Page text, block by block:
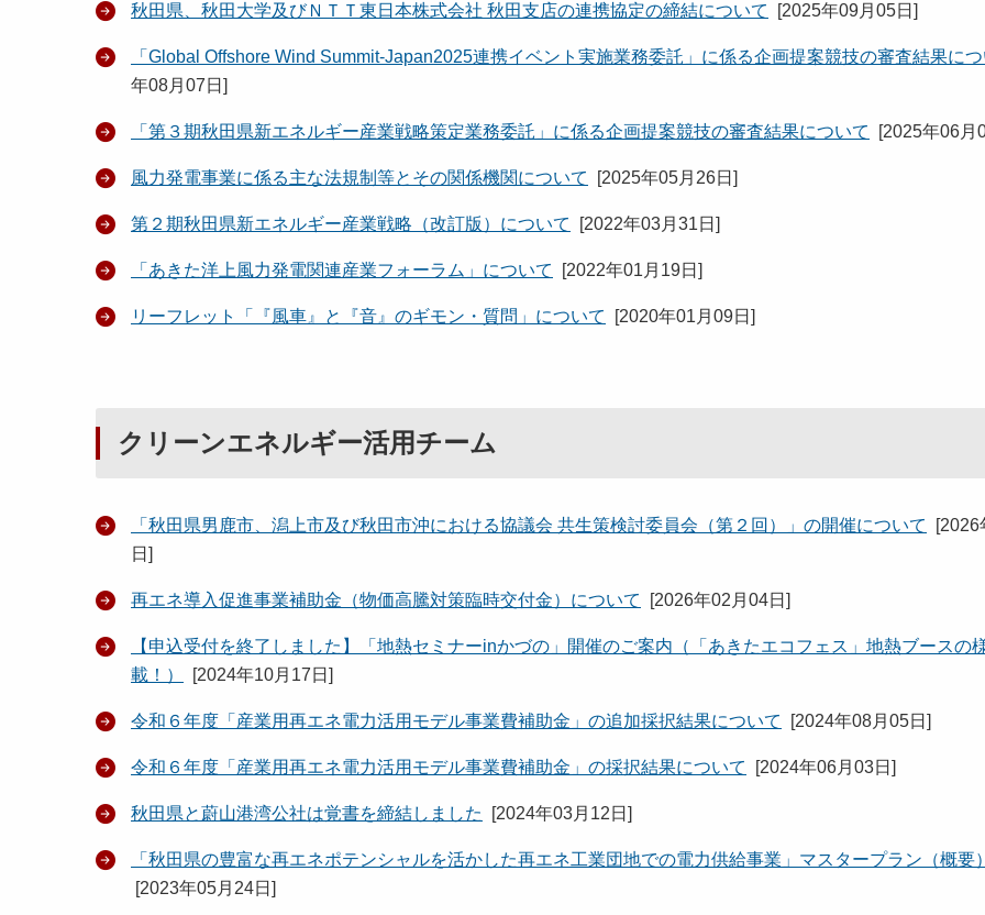
秋田県、秋田大学及びＮＴＴ東日本株式会社 秋田支店の連携協定の締結について [2025年09月05日 ]
「Global Offshore Wind Summit-Japan2025連携イベント実施業務委託」に係る企画提案競技の審査結果につ
年08月07日 ]
「第３期秋田県新エネルギー産業戦略策定業務委託」に係る企画提案競技の審査結果について [2025年06月
風力発電事業に係る主な法規制等とその関係機関について [2025年05月26日 ]
第２期秋田県新エネルギー産業戦略（改訂版）について [2022年03月31日 ]
「あきた洋上風力発電関連産業フォーラム」について [2022年01月19日 ]
リーフレット「『風車』と『音』のギモン・質問」について [2020年01月09日 ]
クリーンエネルギー活用チーム
「秋田県男鹿市、潟上市及び秋田市沖における協議会 共生策検討委員会（第２回）」の開催について [2026
日 ]
再エネ導入促進事業補助金（物価高騰対策臨時交付金）について [2026年02月04日 ]
【申込受付を終了しました】「地熱セミナーinかづの」開催のご案内（「あきたエコフェス」地熱ブースの
載！）
[2024年10月17日 ]
令和６年度「産業用再エネ電力活用モデル事業費補助金」の追加採択結果について [2024年08月05日 ]
令和６年度「産業用再エネ電力活用モデル事業費補助金」の採択結果について [2024年06月03日 ]
秋田県と蔚山港湾公社は覚書を締結しました [2024年03月12日 ]
「秋田県の豊富な再エネポテンシャルを活かした再エネ工業団地での電力供給事業」マスタープラン（概要
[2023年05月24日 ]